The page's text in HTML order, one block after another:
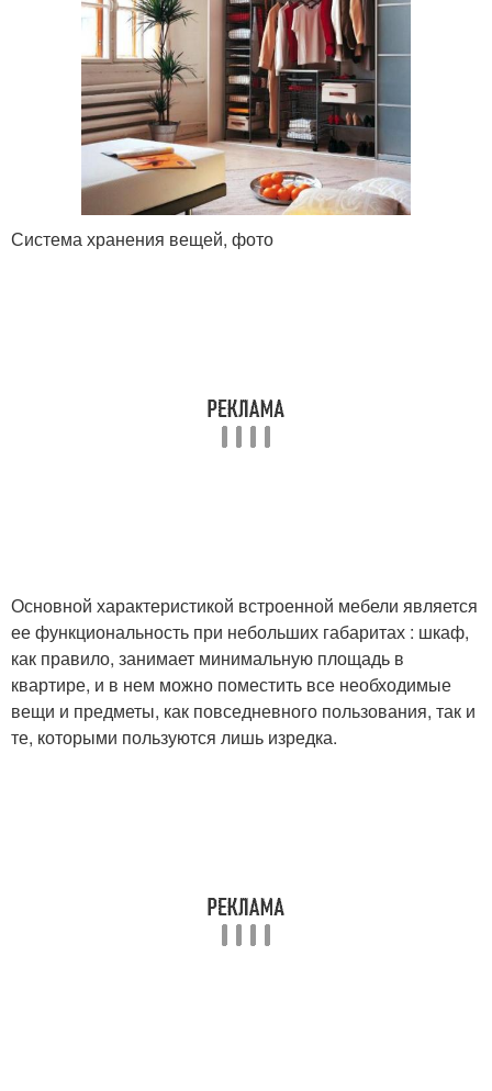
Система хранения вещей, фото
Основной характеристикой встроенной мебели является
ее функциональность при небольших габаритах : шкаф,
как правило, занимает минимальную площадь в
квартире, и в нем можно поместить все необходимые
вещи и предметы, как повседневного пользования, так и
те, которыми пользуются лишь изредка.